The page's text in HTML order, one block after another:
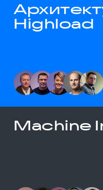
Highload
Machine